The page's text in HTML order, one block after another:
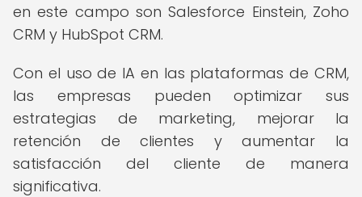
en este campo son Salesforce Einstein, Zoho
CRM y HubSpot CRM.
Con el uso de IA en las plataformas de CRM,
las empresas pueden optimizar sus
estrategias de marketing, mejorar la
retención de clientes y aumentar la
satisfacción del cliente de manera
significativa.